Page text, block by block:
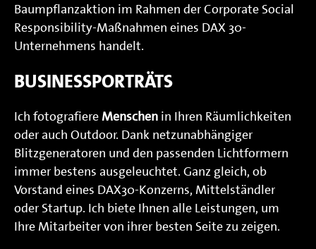
Baumpflanzaktion im Rahmen der Corporate Social
Responsibility-Maßnahmen eines DAX 30-
Unternehmens handelt.
BUSINESSPORTRÄTS
Ich fotografiereMenschen in Ihren Räumlichkeiten
oder auch Outdoor. Dank netzunabhängiger
Blitzgeneratoren und den passenden Lichtformern
immer bestens ausgeleuchtet. Ganz gleich, ob
Vorstand eines DAX30-Konzerns, Mittelständler
oder Startup. Ich biete Ihnen alle Leistungen, um
Ihre Mitarbeiter von ihrer besten Seite zu zeigen.